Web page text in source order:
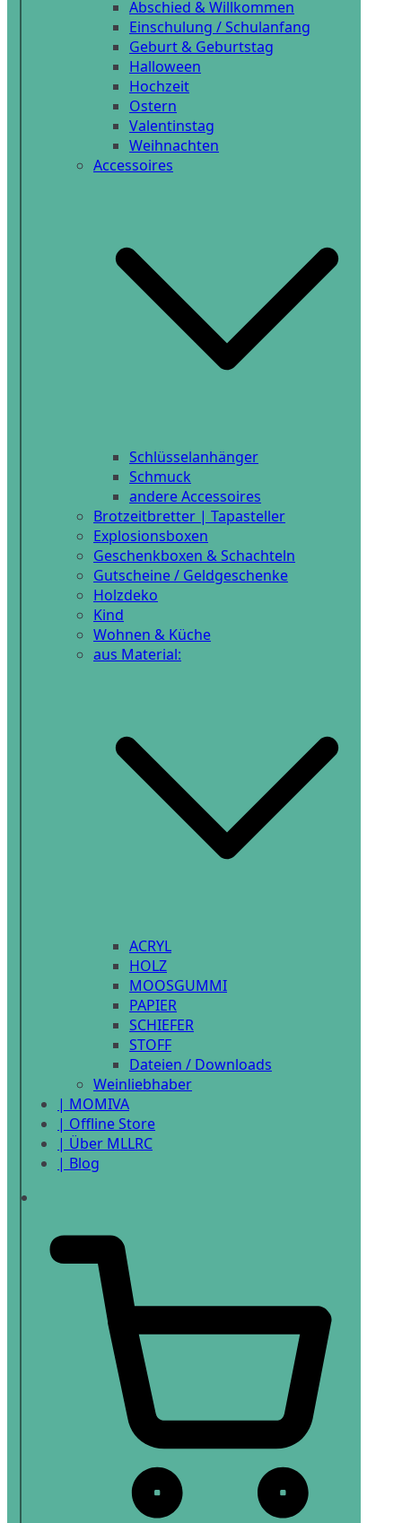
Abschied & Willkommen
Einschulung / Schulanfang
Geburt & Geburtstag
Halloween
Hochzeit
Ostern
Valentinstag
Weihnachten
Accessoires
Schlüsselanhänger
Schmuck
andere Accessoires
Brotzeitbretter | Tapasteller
Explosionsboxen
Geschenkboxen & Schachteln
Gutscheine / Geldgeschenke
Holzdeko
Kind
Wohnen & Küche
aus Material:
ACRYL
HOLZ
MOOSGUMMI
PAPIER
SCHIEFER
STOFF
Dateien / Downloads
Weinliebhaber
| MOMIVA
| Offline Store
| Über MLLRC
| Blog